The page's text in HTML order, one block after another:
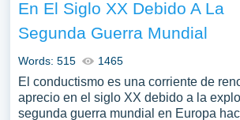
En El Siglo XX Debido A La
Segunda Guerra Mundial
Words: 515 1465
El conductismo es una corriente de
aprecio en el siglo XX debido a la
segunda guerra mundial en Europa